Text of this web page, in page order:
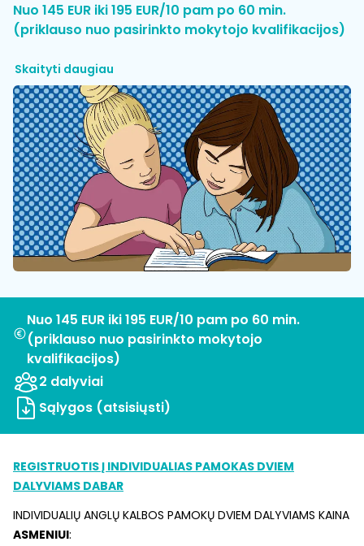
Nuo 145 EUR iki 195 EUR/10 pam po 60 min.
(priklauso nuo pasirinkto mokytojo kvalifikacijos)
Skaityti daugiau
Nuo 145 EUR iki 195 EUR/10 pam po 60 min.
(priklauso nuo pasirinkto mokytojo
kvalifikacijos)
2 dalyviai
Sąlygos (atsisiųsti)
REGISTRUOTIS Į INDIVIDUALIAS PAMOKAS DVIEM
DALYVIAMS DABAR
INDIVIDUALIŲ ANGLŲ KALBOS PAMOKŲ DVIEM DALYVIAMS KAINA
ASMENIUI: